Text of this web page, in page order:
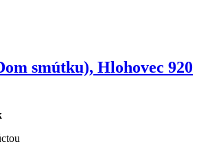
smútku), Hlohovec 920